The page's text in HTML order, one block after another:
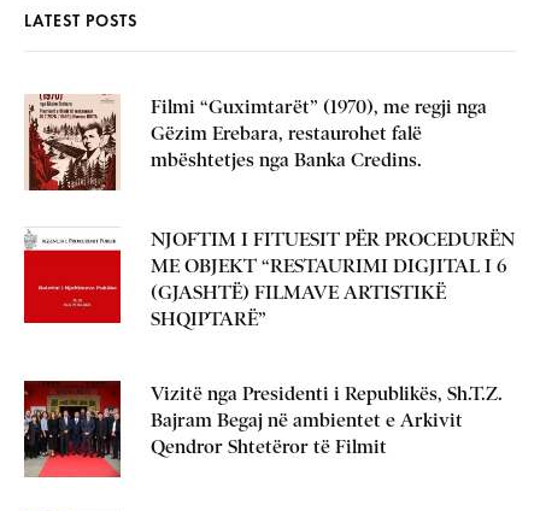
LATEST POSTS
Filmi “Guximtarët” (1970), me regji nga
Gëzim Erebara, restaurohet falë
mbështetjes nga Banka Credins.
NJOFTIM I FITUESIT PËR PROCEDURËN
ME OBJEKT “RESTAURIMI DIGJITAL I 6
(GJASHTË) FILMAVE ARTISTIKË
SHQIPTARË”
Vizitë nga Presidenti i Republikës, Sh.T.Z.
Bajram Begaj në ambientet e Arkivit
Qendror Shtetëror të Filmit